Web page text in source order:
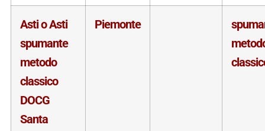
Asti o Asti
spumante
metodo
classico
DOCG
Santa
Piemonte